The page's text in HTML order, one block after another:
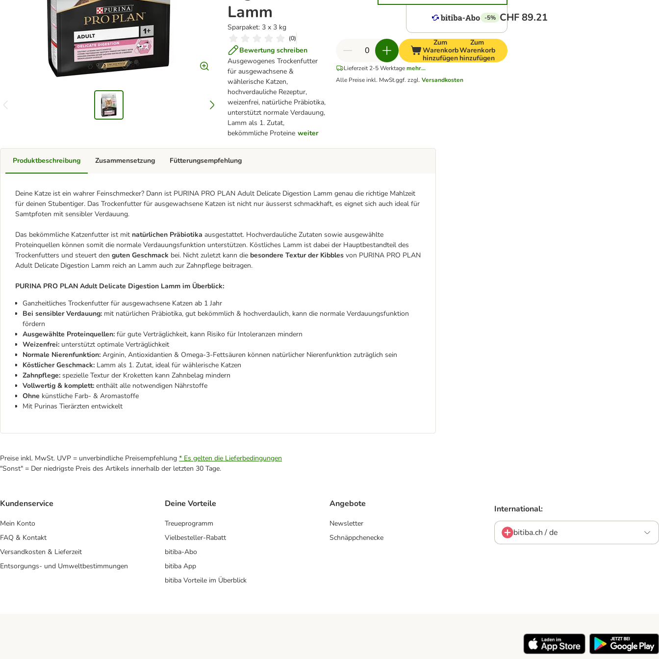
Lamm
Sparpaket: 3 x 3 kg
(0)
Bewertung schreiben
Ausgewogenes Trockenfutter
für ausgewachsene &
wählerische Katzen,
hochverdauliche Rezeptur,
weizenfrei, natürliche Präbiotika,
unterstützt normale Verdauung,
Lamm als 1. Zutat,
bekömmliche Proteine weiter
-5% CHF 89.21
Zum
Warenkorb
hinzufügen
Zum
Warenkorb
hinzufügen
Lieferzeit 2-5 Werktage mehr...
Alle Preise inkl. MwSt.ggf. zzgl. Versandkosten
Produktbeschreibung
Deine Katze ist ein wahrer Feinschmecker? Dann ist PURINA PRO PLAN Adult Delicate Digestion Lamm genau die richtige Mahlzeit
für deinen Stubentiger. Das Trockenfutter für ausgewachsene Katzen ist nicht nur äusserst schmackhaft, es eignet sich auch ideal für
Samtpfoten mit sensibler Verdauung.
Das bekömmliche Katzenfutter ist mit natürlichen Präbiotika ausgestattet. Hochverdauliche Zutaten sowie ausgewählte
Proteinquellen können somit die normale Verdauungsfunktion unterstützen. Köstliches Lamm ist dabei der Hauptbestandteil des
Trockenfutters und steuert den guten Geschmack bei. Nicht zuletzt kann die besondere Textur der Kibbles von PURINA PRO PLAN
Adult Delicate Digestion Lamm reich an Lamm auch zur Zahnpflege beitragen.
PURINA PRO PLAN Adult Delicate Digestion Lamm im Überblick:
Ganzheitliches Trockenfutter für ausgewachsene Katzen ab 1 Jahr
Bei sensibler Verdauung: mit natürlichen Präbiotika, gut bekömmlich & hochverdaulich, kann die normale Verdauungsfunktion
fördern
Ausgewählte Proteinquellen: für gute Verträglichkeit, kann Risiko für Intoleranzen mindern
Weizenfrei: unterstützt optimale Verträglichkeit
Normale Nierenfunktion: Arginin, Antioxidantien & Omega-3-Fettsäuren können natürlicher Nierenfunktion zuträglich sein
Köstlicher Geschmack: Lamm als 1. Zutat, ideal für wählerische Katzen
Zahnpflege: spezielle Textur der Kroketten kann Zahnbelag mindern
Vollwertig & komplett: enthält alle notwendigen Nährstoffe
Ohne künstliche Farb- & Aromastoffe
Mit Purinas Tierärzten entwickelt
Zusammensetzung Fütterungsempfehlung
Preise inkl. MwSt. UVP = unverbindliche Preisempfehlung * Es gelten die Lieferbedingungen
"Sonst" = Der niedrigste Preis des Artikels innerhalb der letzten 30 Tage.
Kundenservice
Mein Konto
FAQ & Kontakt
Versandkosten & Lieferzeit
Entsorgungs- und Umweltbestimmungen
Deine Vorteile
Treueprogramm
Vielbesteller-Rabatt
bitiba-Abo
bitiba App
bitiba Vorteile im Überblick
Angebote
Newsletter
Schnäppchenecke
International:
bitiba.ch / de